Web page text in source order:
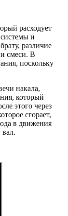
расходует
и
различие
смеси. В
поскольку
накала,
который
этого через
сгорает,
в движения